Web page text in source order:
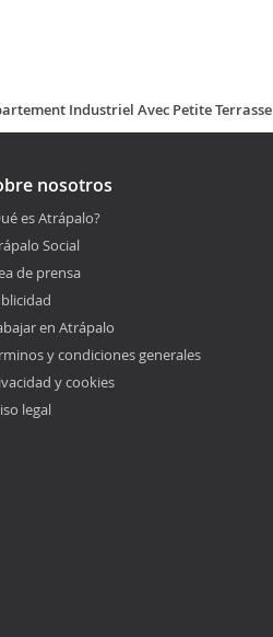
Industriel Avec Petite Terrasse
nosotros
es Atrápalo?
Social
de prensa
en Atrápalo
y condiciones generales
y cookies
legal